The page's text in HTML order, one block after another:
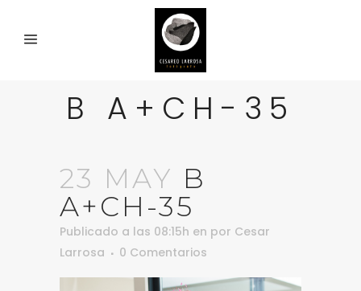
B A+CH-35
23 MAY B
A+CH-35
Publicado a las 08:15h en por Cesar
Larrosa
0 Comentarios